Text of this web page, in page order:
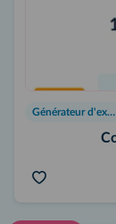
Générateur d'exercices